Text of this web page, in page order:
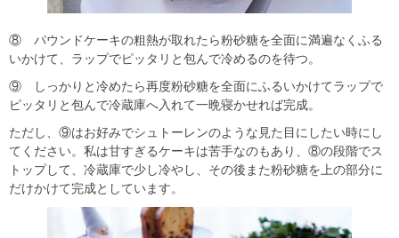
⑧ パウンドケーキの粗熱が取れたら粉砂糖を全面に満遍なくふる
いかけて、ラップでピッタリと包んで冷めるのを待つ。
⑨ しっかりと冷めたら再度粉砂糖を全面にふるいかけてラップで
ピッタリと包んで冷蔵庫へ入れて一晩寝かせれば完成。
ただし、⑨はお好みでシュトーレンのような見た目にしたい時にし
てください。私は甘すぎるケーキは苦手なのもあり、⑧の段階でス
トップして、冷蔵庫で少し冷やし、その後また粉砂糖を上の部分に
だけかけて完成としています。